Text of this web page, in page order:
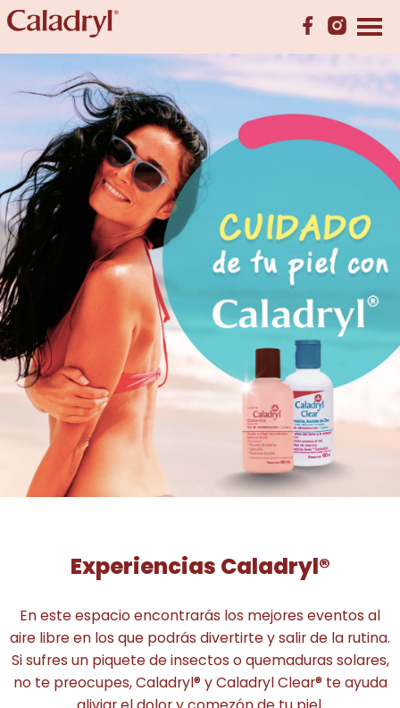
Experiencias Caladryl®
En este espacio encontrarás los mejores eventos al
aire libre en los que podrás divertirte y salir de la rutina.
Si sufres un piquete de insectos o quemaduras solares,
no te preocupes, Caladryl® y Caladryl Clear® te ayuda